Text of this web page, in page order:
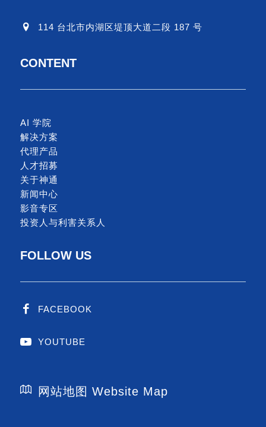
114 台北市内湖区堤顶大道二段 187 号
CONTENT
AI 学院
解决方案
代理产品
人才招募
关于神通
新闻中心
影音专区
投资人与利害关系人
FOLLOW US
FACEBOOK
YOUTUBE
网站地图 Website Map